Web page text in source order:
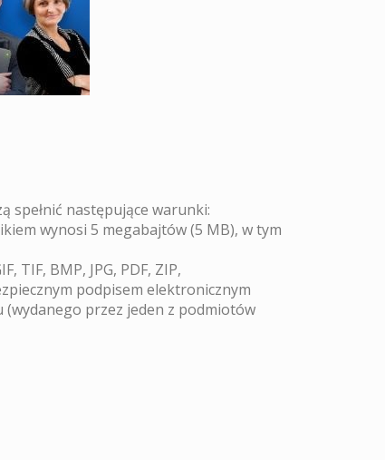
spełnić następujące warunki:
wynosi 5 megabajtów (5 MB), w tym
TIF, BMP, JPG, PDF, ZIP,
podpisem elektronicznym
przez jeden z podmiotów